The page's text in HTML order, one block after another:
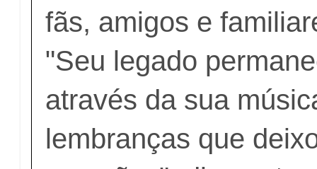
fãs, amigos e
"Seu legado
através da sua
lembranças que